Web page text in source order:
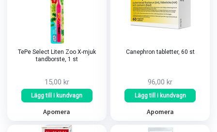
TePe Select Liten Zoo X-mjuk
tandborste, 1 st
15,00 kr
Lägg till i kundvagn
Apomera
Canephron tabletter, 60 st
96,00 kr
Lägg till i kundvagn
Apomera